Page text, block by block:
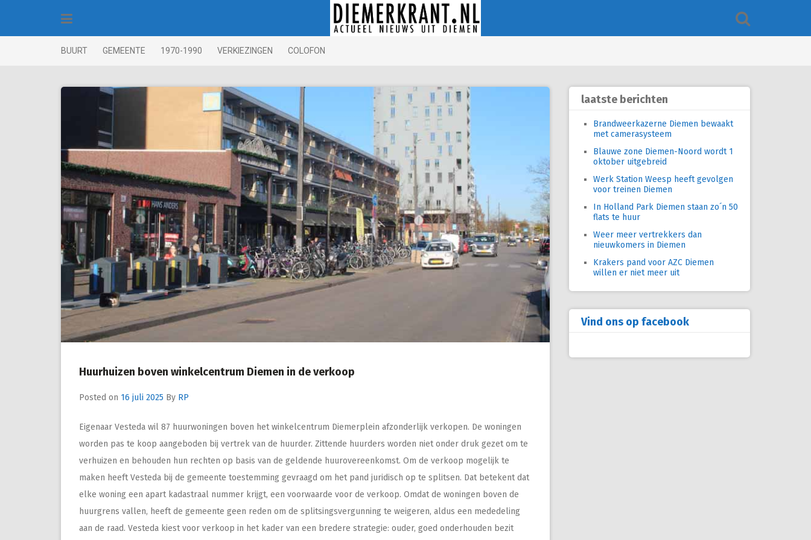
BUURT GEMEENTE 1970-1990 VERKIEZINGEN COLOFON
Huurhuizen boven winkelcentrum Diemen in de verkoop
Posted on 16 juli 2025 By RP
Eigenaar Vesteda wil 87 huurwoningen boven het winkelcentrum Diemerplein afzonderlijk verkopen. De woningen
worden pas te koop aangeboden bij vertrek van de huurder. Zittende huurders worden niet onder druk gezet om te
verhuizen en behouden hun rechten op basis van de geldende huurovereenkomst. Om de verkoop mogelijk te
maken heeft Vesteda bij de gemeente toestemming gevraagd om het pand juridisch op te splitsen. Dat betekent dat
elke woning een apart kadastraal nummer krijgt, een voorwaarde voor de verkoop. Omdat de woningen boven de
huurgrens vallen, heeft de gemeente geen reden om de splitsingsvergunning te weigeren, aldus een mededeling
aan de raad. Vesteda kiest voor verkoop in het kader van een bredere strategie: ouder, goed onderhouden bezit
laatste berichten
Brandweerkazerne Diemen bewaakt
met camerasysteem
Blauwe zone Diemen-Noord wordt 1
oktober uitgebreid
Werk Station Weesp heeft gevolgen
voor treinen Diemen
In Holland Park Diemen staan zo´n 50
flats te huur
Weer meer vertrekkers dan
nieuwkomers in Diemen
Krakers pand voor AZC Diemen
willen er niet meer uit
Vind ons op facebook